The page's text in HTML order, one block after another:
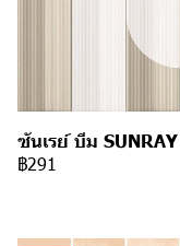
ซันเรย์ บีม
฿291